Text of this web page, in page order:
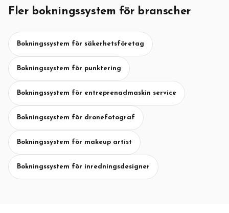
Fler bokningssystem för branscher
Bokningssystem för säkerhetsföretag
Bokningssystem för punktering
Bokningssystem för entreprenadmaskin service
Bokningssystem för dronefotograf
Bokningssystem för makeup artist
Bokningssystem för inredningsdesigner